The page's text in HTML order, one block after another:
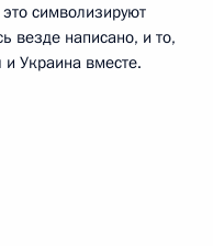
символизируют
везде написано, и то,
и Украина вместе.